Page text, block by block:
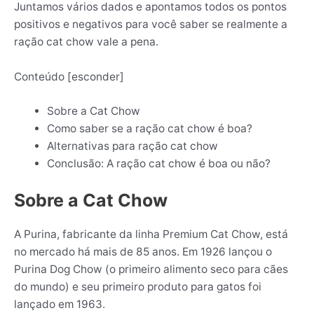
Juntamos vários dados e apontamos todos os pontos
positivos e negativos para você saber se realmente a
ração cat chow vale a pena.
Conteúdo [esconder]
Sobre a Cat Chow
Como saber se a ração cat chow é boa?
Alternativas para ração cat chow
Conclusão: A ração cat chow é boa ou não?
Sobre a Cat Chow
A Purina, fabricante da linha Premium Cat Chow, está
no mercado há mais de 85 anos. Em 1926 lançou o
Purina Dog Chow (o primeiro alimento seco para cães
do mundo) e seu primeiro produto para gatos foi
lançado em 1963.